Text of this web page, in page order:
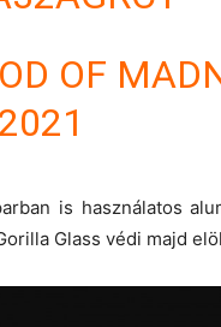
OF
is használatos
Glass védi majd